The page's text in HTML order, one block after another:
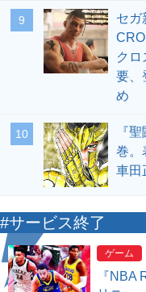
9
セガ
クロ
要、
め
10
『
巻。
車田
#サービス終了
ゲーム
『NBA